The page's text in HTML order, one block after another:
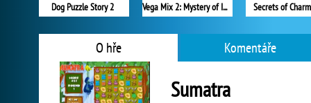
Dog Puzzle Story 2 Vega Mix 2: Mystery of Island Secrets of
O hře Komentáře
Sumatra